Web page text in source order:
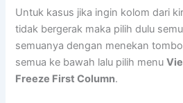
Untuk kasus jika ingin kolom dari
tidak bergerak maka pilih dulu
semuanya dengan menekan
semua ke bawah lalu pilih menu
Freeze First Column.